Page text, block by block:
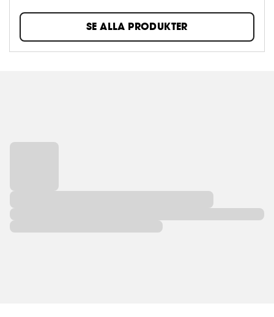
SE ALLA PRODUKTER